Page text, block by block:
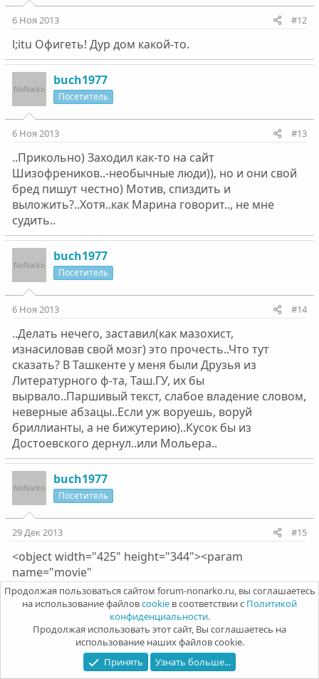
6 Ноя 2013 #12
l;itu Офигеть! Дур дом какой-то.
buch1977
Посетитель
6 Ноя 2013 #13
..Прикольно) Заходил как-то на сайт
Шизофреников..-необычные люди)), но и они свой
бред пишут честно) Мотив, спиздить и
выложить?..Хотя..как Марина говорит.., не мне
судить..
buch1977
Посетитель
6 Ноя 2013 #14
..Делать нечего, заставил(как мазохист,
изнасиловав свой мозг) это прочесть..Что тут
сказать? В Ташкенте у меня были Друзья из
Литературного ф-та, Таш.ГУ, их бы
вырвало..Паршивый текст, слабое владение словом,
неверные абзацы..Если уж воруешь, воруй
бриллианты, а не бижутерию)..Кусок бы из
Достоевского дернул..или Мольера..
buch1977
Посетитель
29 Дек 2013 #15
<object width="425" height="344"><param
name="movie"
value="http://www.youtube.com/v/Uoj2s0BbWmo&rel
=en&fs=1&color1=0x234900&color2=0xd4d4d4">
</param><param name="allowFullScreen"
value="true"></param><param
name="allowscriptaccess" value="always"></param>
Продолжая пользоваться сайтом forum-nonarko.ru, вы соглашаетесь
на использование файловcookie в соответствии с Политикой
конфиденциальности.
Продолжая использовать этот сайт, Вы соглашаетесь на
использование наших файлов cookie.
Принять
Узнать больше...